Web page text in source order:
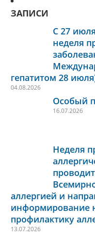
ЗАПИСИ
С 27
неделя
гепатитом 28
04.08.2026
Особый
16.07.2026
Неделя
аллергией и
информирование
профилактику
13.07.2026